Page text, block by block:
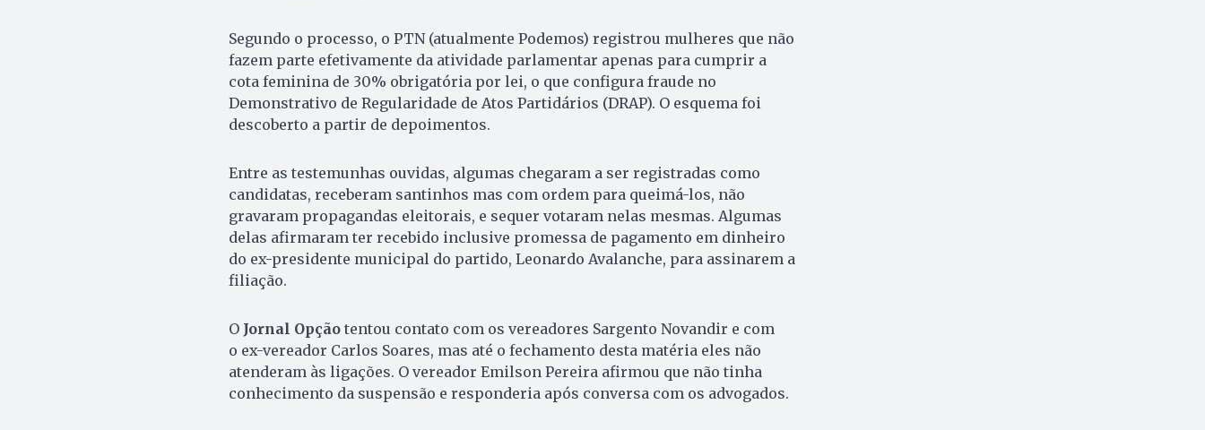
Segundo o processo, o PTN (atualmente Podemos) registrou mulheres que não
fazem parte efetivamente da atividade parlamentar apenas para cumprir a
cota feminina de 30% obrigatória por lei, o que configura fraude no
Demonstrativo de Regularidade de Atos Partidários (DRAP). O esquema foi
descoberto a partir de depoimentos.
Entre as testemunhas ouvidas, algumas chegaram a ser registradas como
candidatas, receberam santinhos mas com ordem para queimá-los, não
gravaram propagandas eleitorais, e sequer votaram nelas mesmas. Algumas
delas afirmaram ter recebido inclusive promessa de pagamento em dinheiro
do ex-presidente municipal do partido, Leonardo Avalanche, para assinarem a
filiação.
OJornal Opção tentou contato com os vereadores Sargento Novandir e com
o ex-vereador Carlos Soares, mas até o fechamento desta matéria eles não
atenderam às ligações. O vereador Emilson Pereira afirmou que não tinha
conhecimento da suspensão e responderia após conversa com os advogados.